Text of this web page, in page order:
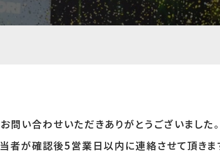
お問い合わせいただきありがとうございました。
者が確認後5営業日以内に連絡させて頂きま